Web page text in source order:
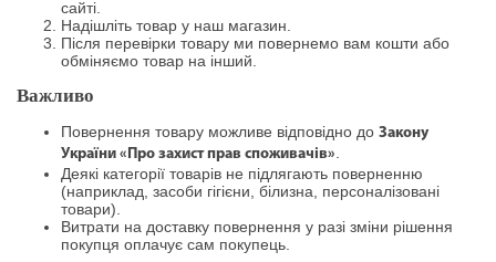
сайті.
Надішліть товар у наш магазин.
Після перевірки товару ми повернемо вам кошти або
обміняємо товар на інший.
Важливо
Повернення товару можливе відповідно до Закону
України «Про захист прав споживачів».
Деякі категорії товарів не підлягають поверненню
(наприклад, засоби гігієни, білизна, персоналізовані
товари).
Витрати на доставку повернення у разі зміни рішення
покупця оплачує сам покупець.